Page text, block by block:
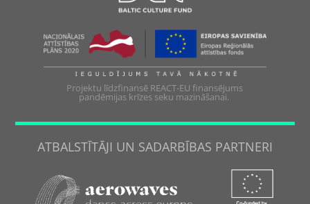
Projektu līdzfinansē REACT-EU finansējums
pandēmijas krīzes seku mazināšanai.
ATBALSTĪTĀJI UN SADARBĪBAS PARTNERI